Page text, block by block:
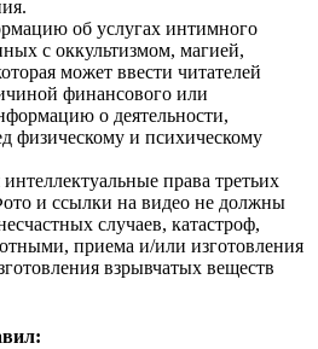
об услугах интимного
с оккультизмом, магией,
может ввести читателей
финансового или
о деятельности,
физическому и психическому
права третьих
и ссылки на видео не должны
случаев, катастроф,
приема и/или изготовления
взрывчатых веществ